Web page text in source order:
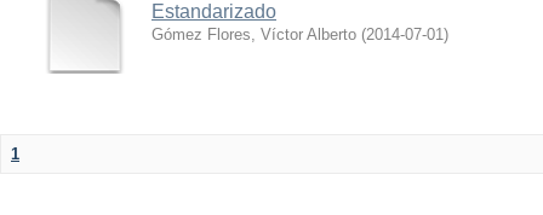
Estandarizado
Gómez Flores, Víctor Alberto (2014-07-01)
1